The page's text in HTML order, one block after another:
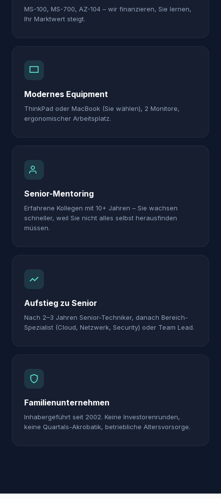
MS-100, MS-700, AZ-104 – wir finanzieren, Sie lernen,
Ihr Marktwert steigt.
Modernes Equipment
ThinkPad oder MacBook (Sie wählen), 2 Monitore,
ergonomischer Arbeitsplatz.
Senior-Mentoring
Erfahrene Kollegen mit 10+ Jahren – Sie wachsen
schneller, weil Sie nicht alles selbst herausfinden
müssen.
Aufstieg zu Senior
Nach 2–3 Jahren Senior-Techniker, danach Bereich-
Spezialist (Cloud, Netzwerk, Security) oder Team Lead.
Familienunternehmen
Inhabergeführt seit 2002. Keine Investorenrunden,
keine Quartals-Akrobatik, betriebliche Altersvorsorge.